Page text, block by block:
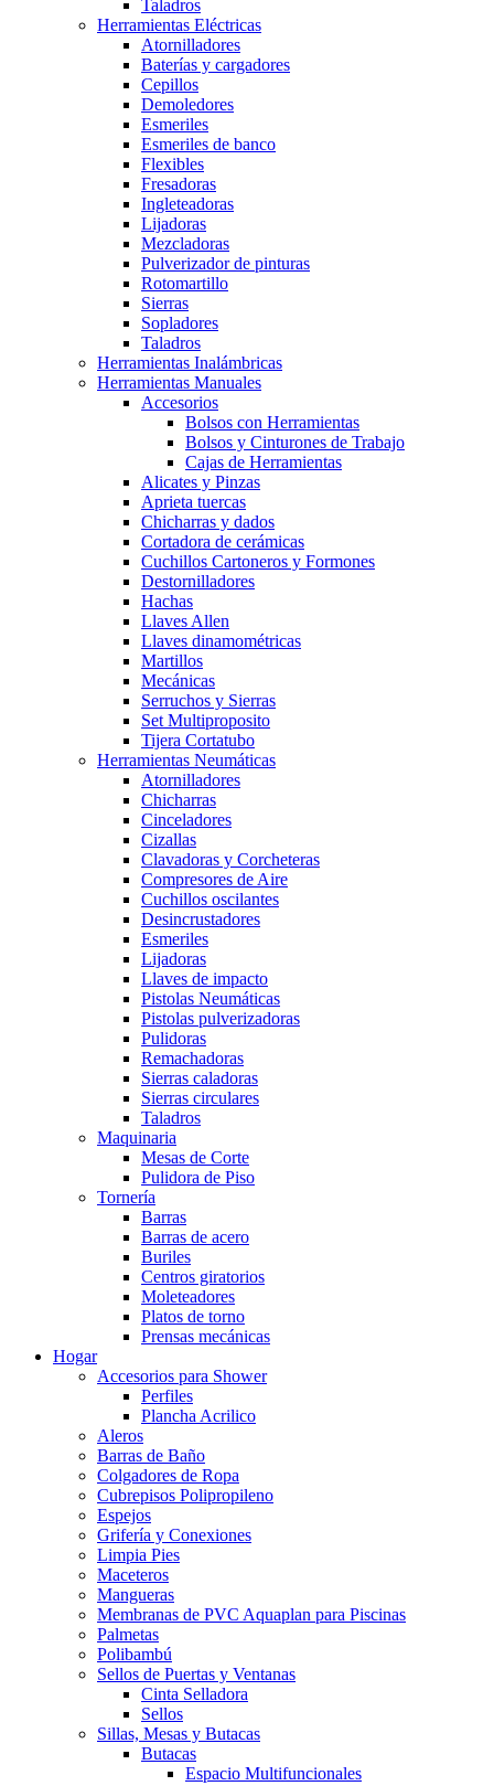
Taladros
Herramientas Eléctricas
Atornilladores
Baterías y cargadores
Cepillos
Demoledores
Esmeriles
Esmeriles de banco
Flexibles
Fresadoras
Ingleteadoras
Lijadoras
Mezcladoras
Pulverizador de pinturas
Rotomartillo
Sierras
Sopladores
Taladros
Herramientas Inalámbricas
Herramientas Manuales
Accesorios
Bolsos con Herramientas
Bolsos y Cinturones de Trabajo
Cajas de Herramientas
Alicates y Pinzas
Aprieta tuercas
Chicharras y dados
Cortadora de cerámicas
Cuchillos Cartoneros y Formones
Destornilladores
Hachas
Llaves Allen
Llaves dinamométricas
Martillos
Mecánicas
Serruchos y Sierras
Set Multiproposito
Tijera Cortatubo
Herramientas Neumáticas
Atornilladores
Chicharras
Cinceladores
Cizallas
Clavadoras y Corcheteras
Compresores de Aire
Cuchillos oscilantes
Desincrustadores
Esmeriles
Lijadoras
Llaves de impacto
Pistolas Neumáticas
Pistolas pulverizadoras
Pulidoras
Remachadoras
Sierras caladoras
Sierras circulares
Taladros
Maquinaria
Mesas de Corte
Pulidora de Piso
Tornería
Barras
Barras de acero
Buriles
Centros giratorios
Moleteadores
Platos de torno
Prensas mecánicas
Hogar
Accesorios para Shower
Perfiles
Plancha Acrilico
Aleros
Barras de Baño
Colgadores de Ropa
Cubrepisos Polipropileno
Espejos
Grifería y Conexiones
Limpia Pies
Maceteros
Mangueras
Membranas de PVC Aquaplan para Piscinas
Palmetas
Polibambú
Sellos de Puertas y Ventanas
Cinta Selladora
Sellos
Sillas, Mesas y Butacas
Butacas
Espacio Multifuncionales